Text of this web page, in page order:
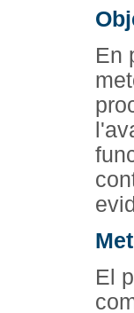
En
El